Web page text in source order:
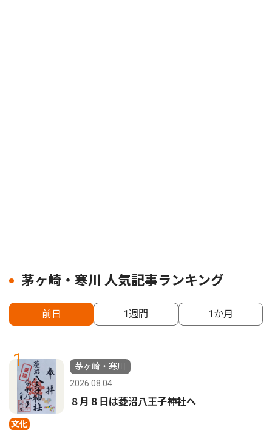
茅ヶ崎・寒川 人気記事ランキング
前日 1週間 1か月
1
文化
茅ヶ崎・寒川
2026.08.04
８月８日は菱沼八王子神社へ